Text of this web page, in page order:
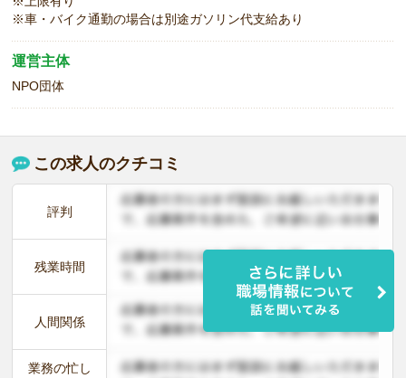
※車・バイク通勤の場合は別途ガソリン代支給あり
運営主体
NPO団体
この求人のクチコミ
評判
残業時間
人間関係
業務の忙し